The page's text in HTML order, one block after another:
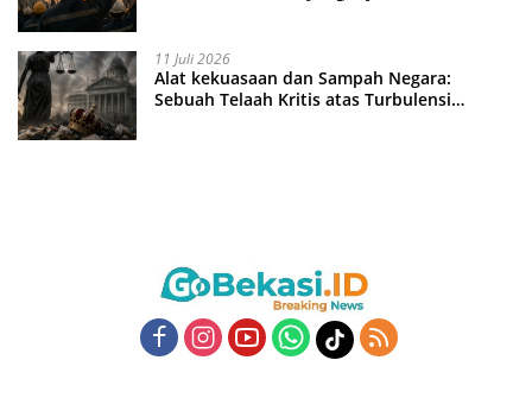
11 Juli 2026
Alat kekuasaan dan Sampah Negara:
Sebuah Telaah Kritis atas Turbulensi